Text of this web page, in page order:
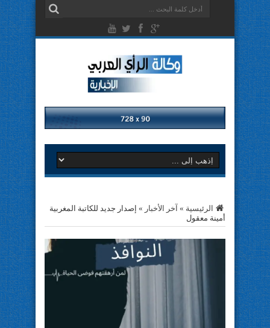
الرئيسية » آخر الأخبار » إصدار جديد للكاتبة المغربية
أمينة معقول